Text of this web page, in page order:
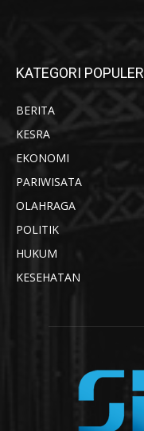
KATEGORI POPULER
BERITA
KESRA
EKONOMI
PARIWISATA
OLAHRAGA
POLITIK
HUKUM
KESEHATAN